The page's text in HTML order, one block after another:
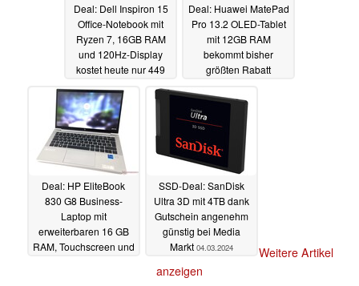
Deal: Dell Inspiron 15
Office-Notebook mit
Ryzen 7, 16GB RAM
und 120Hz-Display
kostet heute nur 449
Deal: Huawei MatePad
Pro 13.2 OLED-Tablet
mit 12GB RAM
bekommt bisher
größten Rabatt
Deal: HP EliteBook
830 G8 Business-
Laptop mit
erweiterbaren 16 GB
RAM, Touchscreen und
SSD-Deal: SanDisk
Ultra 3D mit 4TB dank
Gutschein angenehm
günstig bei Media
Markt 04.03.2024
Weitere Artikel
anzeigen